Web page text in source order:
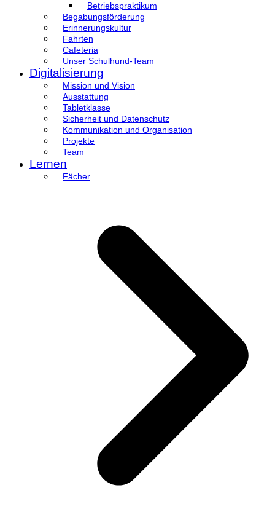
Betriebspraktikum
Begabungsförderung
Erinnerungskultur
Fahrten
Cafeteria
Unser Schulhund-Team
Digitalisierung
Mission und Vision
Ausstattung
Tabletklasse
Sicherheit und Datenschutz
Kommunikation und Organisation
Projekte
Team
Lernen
Fächer